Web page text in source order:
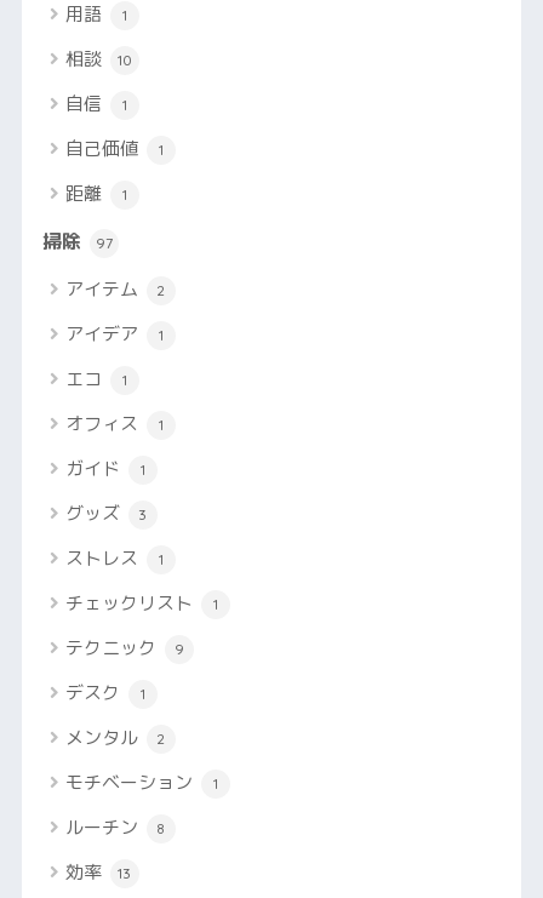
用語 1
相談 10
自信 1
自己価値 1
距離 1
掃除 97
アイテム 2
アイデア 1
エコ 1
オフィス 1
ガイド 1
グッズ 3
ストレス 1
チェックリスト 1
テクニック 9
デスク 1
メンタル 2
モチベーション 1
ルーチン 8
効率 13